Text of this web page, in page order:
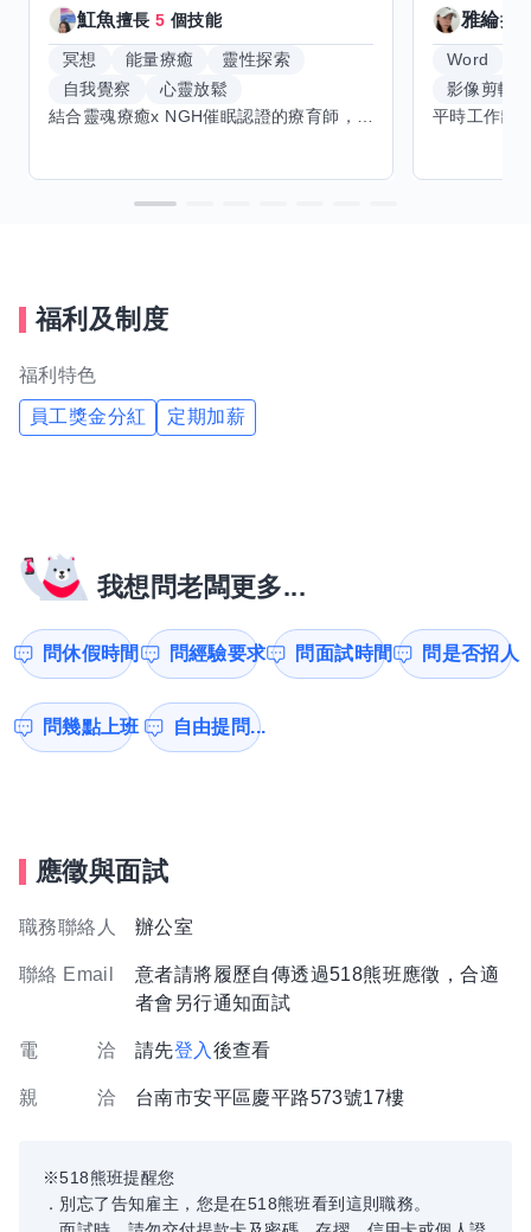
魟魚擅長5 個技能
冥想 能量療癒
靈性探索
自我覺察
心靈放鬆
雅綸擅
Word
影像剪輯
福利及制度
福利特色
員工獎金分紅 定期加薪
我想問老闆更多...
問休假時間 問經驗要求 問面試時間 問是否招人
問幾點上班 自由提問...
應徵與面試
職務聯絡人 辦公室
聯絡 Email
意者請將履歷自傳透過518熊班應徵，合適
者會另行通知面試
電 洽 請先登入 後查看
親 洽 台南市安平區慶平路573號17樓
※518熊班提醒您
．別忘了告知雇主，您是在518熊班看到這則職務。